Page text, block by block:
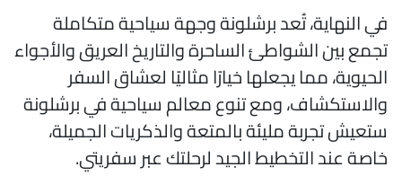
النهاية، تُعد برشلونة وجهة سياحية متكاملة
بين الشواطئ الساحرة والتاريخ العريق والأجواء
مما يجعلها خيارًا مثاليًا لعشاق السفر
ومع تنوع معالم سياحية في برشلونة
تجربة مليئة بالمتعة والذكريات الجميلة،
عند التخطيط الجيد لرحلتك عبر سفريتي.